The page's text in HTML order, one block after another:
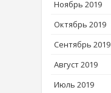
Ноябрь 2019
Октябрь 2019
Сентябрь 2019
Август 2019
Июль 2019